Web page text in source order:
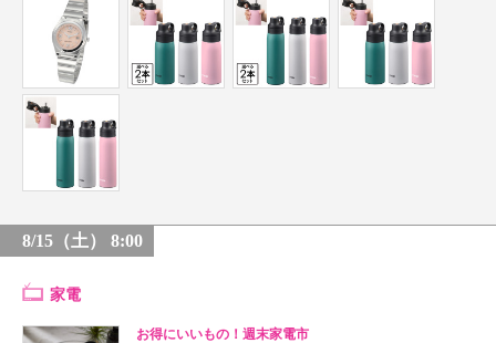
8/15（土） 8:00
家電
お得にいいもの！週末家電市